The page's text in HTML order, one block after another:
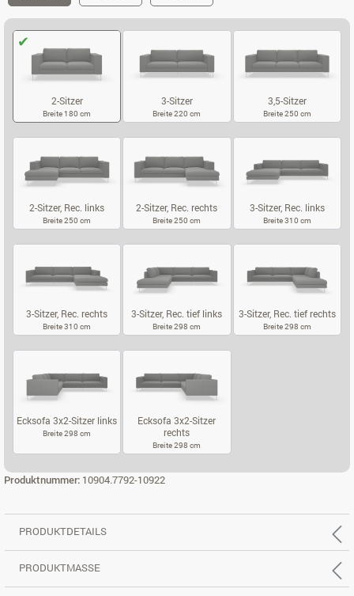
2-Sitzer
Breite 180 cm
3-Sitzer
Breite 220 cm
3,5-Sitzer
Breite 250 cm
2-Sitzer, Rec. links
Breite 250 cm
2-Sitzer, Rec. rechts
Breite 250 cm
3-Sitzer, Rec. links
Breite 310 cm
3-Sitzer, Rec. rechts
Breite 310 cm
3-Sitzer, Rec. tief links
Breite 298 cm
3-Sitzer, Rec. tief rechts
Breite 298 cm
Ecksofa 3x2-Sitzer links
Breite 298 cm
ECKSOFA 3X2-SITZER LINKS
Ecksofa 3x2-Sitzer
rechts
Breite 298 cm
Produktnummer: 10904.7792-10922
PRODUKTDETAILS
PRODUKTMASSE